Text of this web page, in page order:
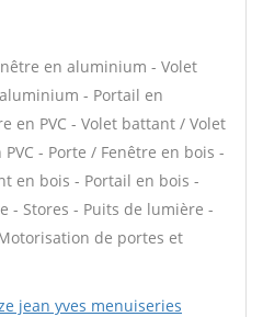
en aluminium - Volet
- Portail en
en PVC - Volet battant / Volet
- Porte / Fenêtre en bois -
en bois - Portail en bois -
- Stores - Puits de lumière -
de portes et
jean yves menuiseries